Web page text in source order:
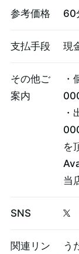
参考価格 60
支払手段 現
その他ご
案内
・
・
を
当
SNS
関連リン
う